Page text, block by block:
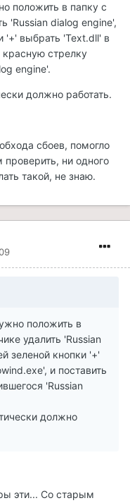
положить в папку с
'Russian dialog engine',
'+' выбрать 'Text.dll' в
красную стрелку
engine'.
должно работать.
сбоев, помогло
ни одного
такой, не знаю.
положить в
удалить 'Russian
зеленой кнопки '+'
и поставить
'Russian
должно
эти... Со старым